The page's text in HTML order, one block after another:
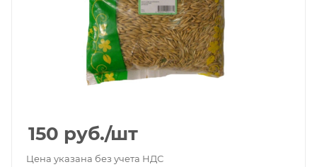
150 руб./шт
Цена указана без учета НДС